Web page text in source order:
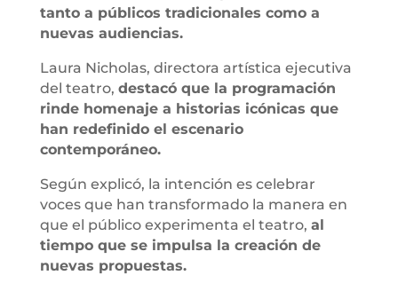
tanto a públicos tradicionales como a
nuevas audiencias.
Laura Nicholas, directora artística ejecutiva
del teatro, destacó que la programación
rinde homenaje a historias icónicas que
han redefinido el escenario
contemporáneo.
Según explicó, la intención es celebrar
voces que han transformado la manera en
que el público experimenta el teatro, al
tiempo que se impulsa la creación de
nuevas propuestas.